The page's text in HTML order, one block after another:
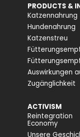
PRODUCTS &
Katzennahrung
Hundenahrung
Katzenstreu
Auswirkungen
Zugänglichkeit
ACTIVISM
Reintegration
Economy
Unsere